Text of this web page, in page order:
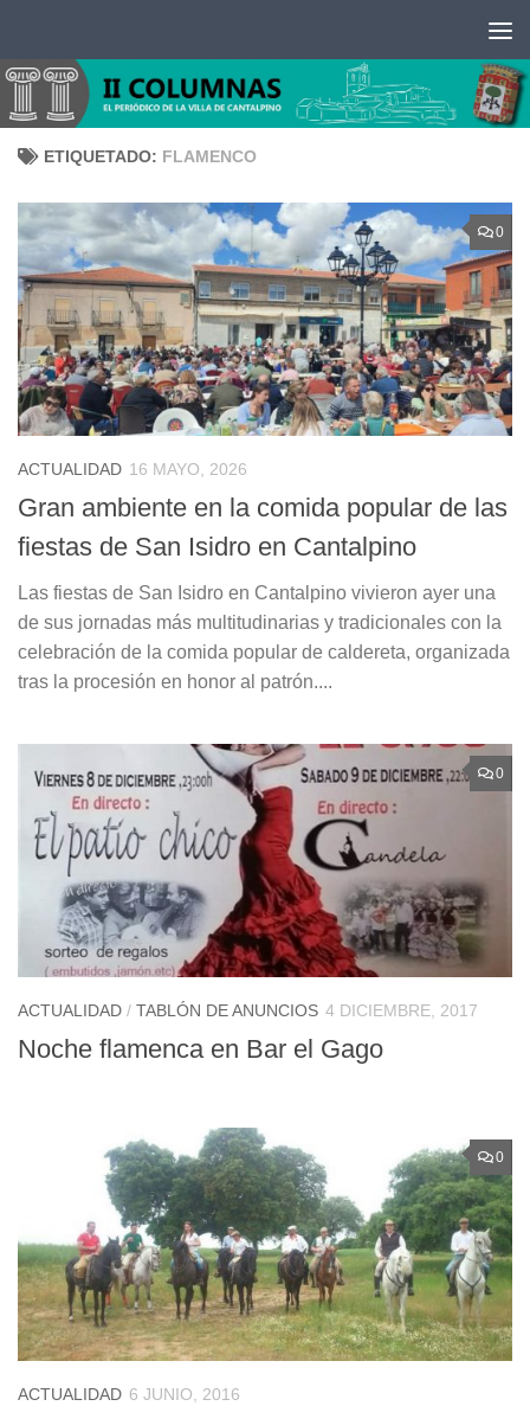
ETIQUETADO: FLAMENCO
0
ACTUALIDAD 16 MAYO, 2026
Gran ambiente en la comida popular de las
fiestas de San Isidro en Cantalpino
Las fiestas de San Isidro en Cantalpino vivieron ayer una
de sus jornadas más multitudinarias y tradicionales con la
celebración de la comida popular de caldereta, organizada
tras la procesión en honor al patrón....
0
ACTUALIDAD / TABLÓN DE ANUNCIOS 4 DICIEMBRE, 2017
Noche flamenca en Bar el Gago
0
ACTUALIDAD 6 JUNIO, 2016